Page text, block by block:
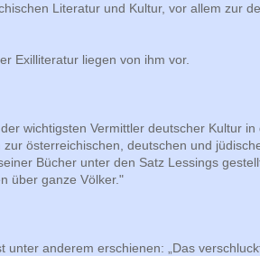
Literatur und Kultur, vor allem zur
Exilliteratur liegen von ihm vor.
wichtigsten Vermittler deutscher Kultur in
zur österreichischen, deutschen und
Bücher unter den Satz Lessings
über ganze Völker."
unter anderem erschienen: „Das